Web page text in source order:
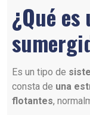
¿Qué
Es un tipo de
consta de una
flotantes,